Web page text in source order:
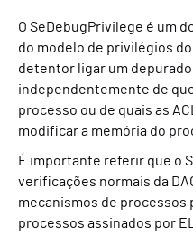
O SeDebugPrivilege é um
do modelo de privilégios
detentor ligar um
independentemente de
processo ou de quais as
modificar a memória do
É importante referir que o
verificações normais da
mecanismos de processos
processos assinados por